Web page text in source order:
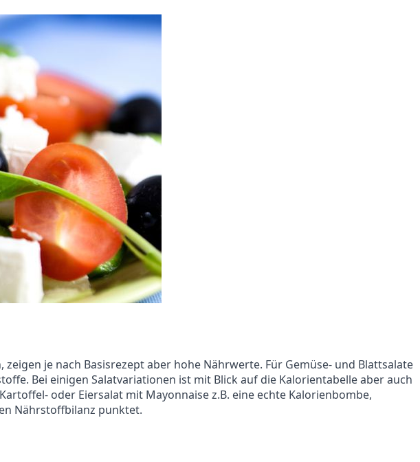
je nach Basisrezept aber hohe Nährwerte. Für Gemüse- und Blattsalate
Bei einigen Salatvariationen ist mit Blick auf die Kalorientabelle aber auch
oder Eiersalat mit Mayonnaise z.B. eine echte Kalorienbombe,
Nährstoffbilanz punktet.